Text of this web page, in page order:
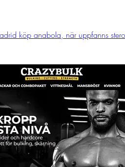
köp anabola, när uppfanns